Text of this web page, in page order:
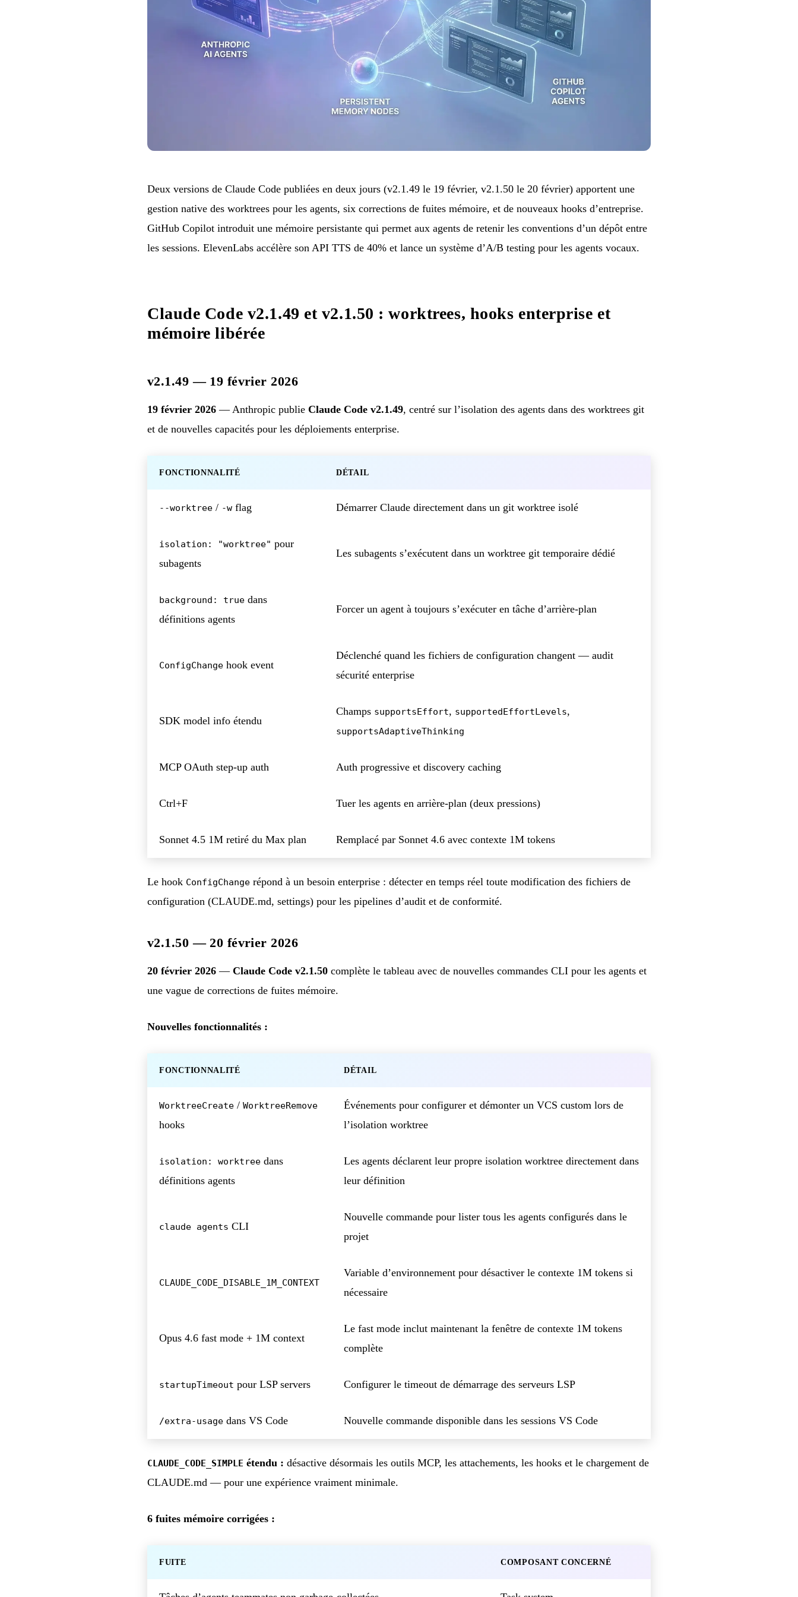
Deux versions de Claude Code publiées en deux jours (v2.1.49 le 19 février, v2.1.50 le 20 février) apportent une
gestion native des worktrees pour les agents, six corrections de fuites mémoire, et de nouveaux hooks d’entreprise.
GitHub Copilot introduit une mémoire persistante qui permet aux agents de retenir les conventions d’un dépôt entre
les sessions. ElevenLabs accélère son API TTS de 40% et lance un système d’A/B testing pour les agents vocaux.
Claude Code v2.1.49 et v2.1.50 : worktrees, hooks enterprise et
mémoire libérée
v2.1.49 — 19 février 2026
19 février 2026 — Anthropic publie Claude Code v2.1.49, centré sur l’isolation des agents dans des worktrees git
et de nouvelles capacités pour les déploiements enterprise.
FONCTIONNALITÉ DÉTAIL
--worktree / -w flag Démarrer Claude directement dans un git worktree isolé
isolation: "worktree" pour
subagents
Les subagents s’exécutent dans un worktree git temporaire dédié
background: true dans
définitions agents
Forcer un agent à toujours s’exécuter en tâche d’arrière-plan
ConfigChange hook event
Déclenché quand les fichiers de configuration changent — audit
sécurité enterprise
SDK model info étendu
Champs supportsEffort, supportedEffortLevels,
supportsAdaptiveThinking
MCP OAuth step-up auth Auth progressive et discovery caching
Ctrl+F Tuer les agents en arrière-plan (deux pressions)
Sonnet 4.5 1M retiré du Max plan Remplacé par Sonnet 4.6 avec contexte 1M tokens
Le hook ConfigChange répond à un besoin enterprise : détecter en temps réel toute modification des fichiers de
configuration (CLAUDE.md, settings) pour les pipelines d’audit et de conformité.
v2.1.50 — 20 février 2026
20 février 2026 — Claude Code v2.1.50 complète le tableau avec de nouvelles commandes CLI pour les agents et
une vague de corrections de fuites mémoire.
Nouvelles fonctionnalités :
FONCTIONNALITÉ DÉTAIL
WorktreeCreate / WorktreeRemove
hooks
Événements pour configurer et démonter un VCS custom lors de
l’isolation worktree
isolation: worktree dans
définitions agents
Les agents déclarent leur propre isolation worktree directement dans
leur définition
claude agents CLI
Nouvelle commande pour lister tous les agents configurés dans le
projet
CLAUDE_CODE_DISABLE_1M_CONTEXT
Variable d’environnement pour désactiver le contexte 1M tokens si
nécessaire
Opus 4.6 fast mode + 1M context
Le fast mode inclut maintenant la fenêtre de contexte 1M tokens
complète
startupTimeout pour LSP servers Configurer le timeout de démarrage des serveurs LSP
/extra-usage dans VS Code Nouvelle commande disponible dans les sessions VS Code
CLAUDE_CODE_SIMPLE étendu : désactive désormais les outils MCP, les attachements, les hooks et le chargement de
CLAUDE.md — pour une expérience vraiment minimale.
6 fuites mémoire corrigées :
FUITE COMPOSANT CONCERNÉ